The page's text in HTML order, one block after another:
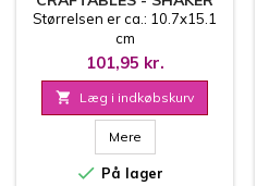
FRAME A6 - CR1711
Størrelsen er ca.: 10.7x15.1
cm
101,95 kr.
 Læg i indkøbskurv
Mere
 På lager